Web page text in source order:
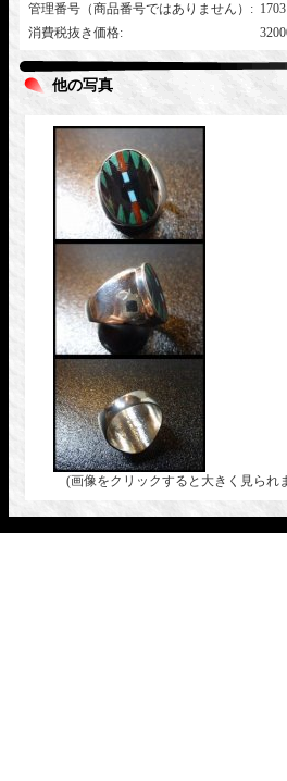
管理番号（商品番号ではありません） :
消費税抜き価格:
他の写真
(画像をクリックすると大きく見られ